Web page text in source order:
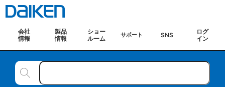
会社
情報
製品
情報
ショー
ルーム
サポート SNS
ログ
イン